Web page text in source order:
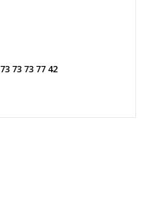
73 73 73 77 42